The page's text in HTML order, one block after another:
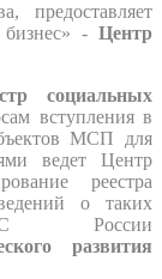
предоставляет
- Центр
социальных
вступления в
МСП для
ведет Центр
реестра
о таких
России
развития